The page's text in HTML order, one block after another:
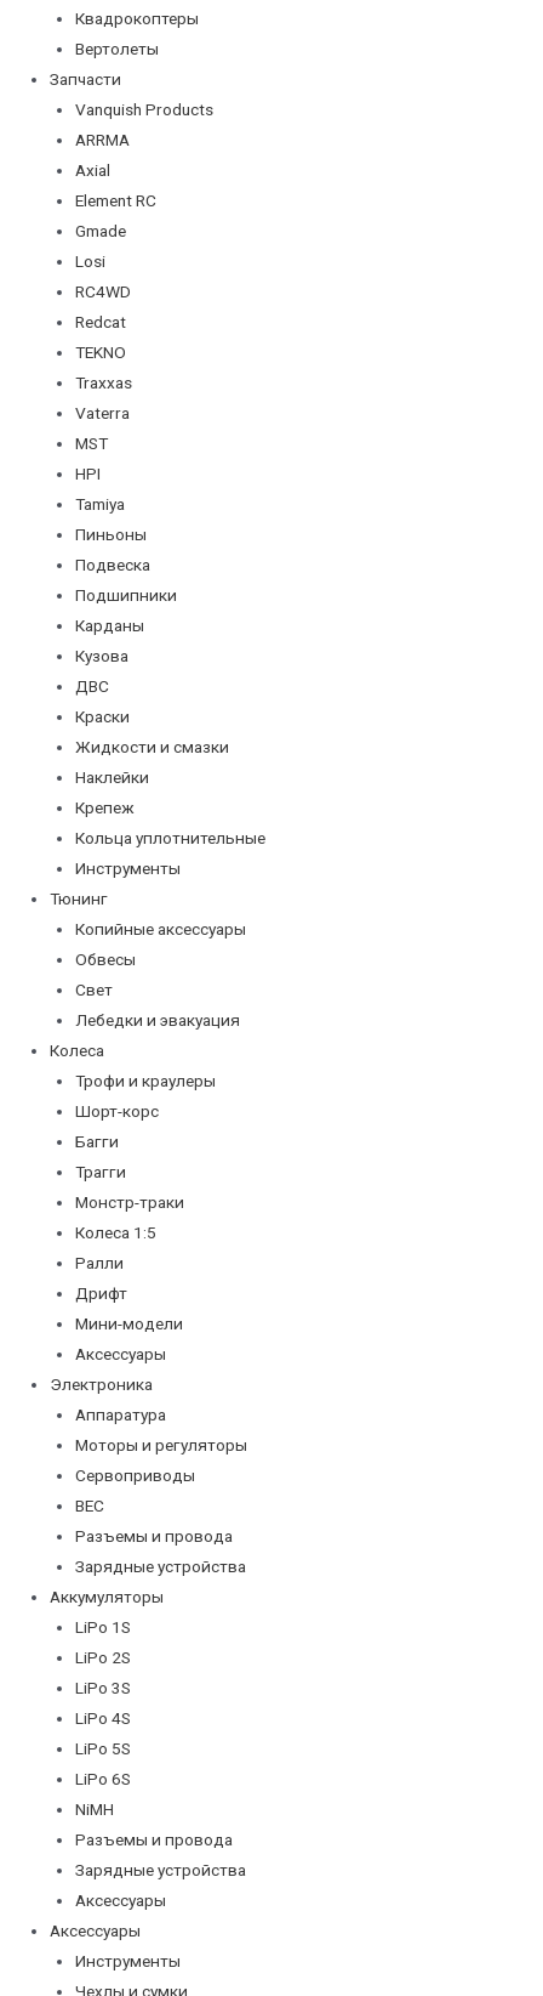
Квадрокоптеры
Вертолеты
Запчасти
Vanquish Products
ARRMA
Axial
Element RC
Gmade
Losi
RC4WD
Redcat
TEKNO
Traxxas
Vaterra
MST
HPI
Tamiya
Пиньоны
Подвеска
Подшипники
Карданы
Кузова
ДВС
Краски
Жидкости и смазки
Наклейки
Крепеж
Кольца уплотнительные
Инструменты
Тюнинг
Копийные аксессуары
Обвесы
Свет
Лебедки и эвакуация
Колеса
Трофи и краулеры
Шорт-корс
Багги
Трагги
Монстр-траки
Колеса 1:5
Ралли
Дрифт
Мини-модели
Аксессуары
Электроника
Аппаратура
Моторы и регуляторы
Сервоприводы
BEC
Разъемы и провода
Зарядные устройства
Аккумуляторы
LiPo 1S
LiPo 2S
LiPo 3S
LiPo 4S
LiPo 5S
LiPo 6S
NiMH
Разъемы и провода
Зарядные устройства
Аксессуары
Аксессуары
Инструменты
Чехлы и сумки